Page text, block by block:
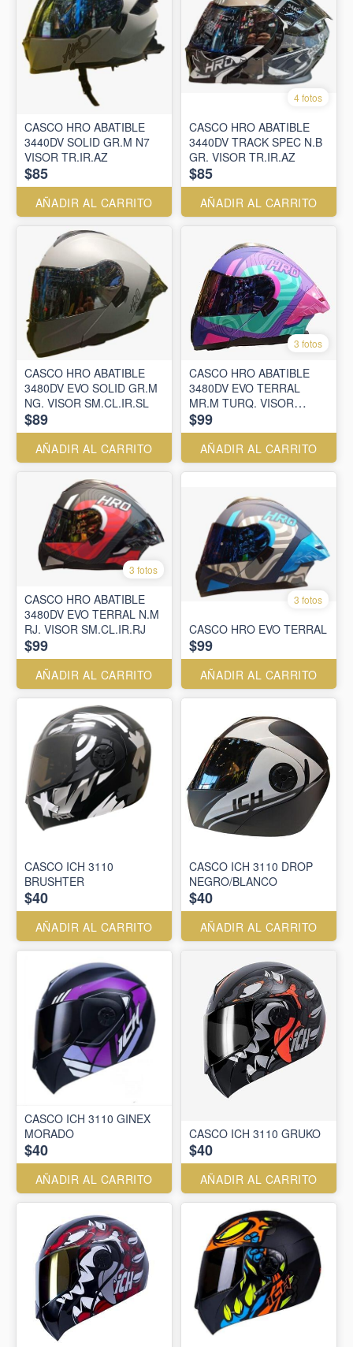
CASCO HRO ABATIBLE
3440DV SOLID GR.M N7
VISOR TR.IR.AZ
$85
AÑADIR AL CARRITO
4 fotos
CASCO HRO ABATIBLE
3440DV TRACK SPEC N.B
GR. VISOR TR.IR.AZ
$85
AÑADIR AL CARRITO
CASCO HRO ABATIBLE
3480DV EVO SOLID GR.M
NG. VISOR SM.CL.IR.SL
$89
AÑADIR AL CARRITO
3 fotos
CASCO HRO ABATIBLE
3480DV EVO TERRAL
MR.M TURQ. VISOR
SM.CL.IR.MR
$99
AÑADIR AL CARRITO
3 fotos
CASCO HRO ABATIBLE
3480DV EVO TERRAL N.M
RJ. VISOR SM.CL.IR.RJ
$99
AÑADIR AL CARRITO
3 fotos
CASCO HRO EVO TERRAL
$99
AÑADIR AL CARRITO
CASCO ICH 3110
BRUSHTER
$40
AÑADIR AL CARRITO
CASCO ICH 3110 DROP
NEGRO/BLANCO
$40
AÑADIR AL CARRITO
CASCO ICH 3110 GINEX
MORADO
$40
AÑADIR AL CARRITO
CASCO ICH 3110 GRUKO
$40
AÑADIR AL CARRITO